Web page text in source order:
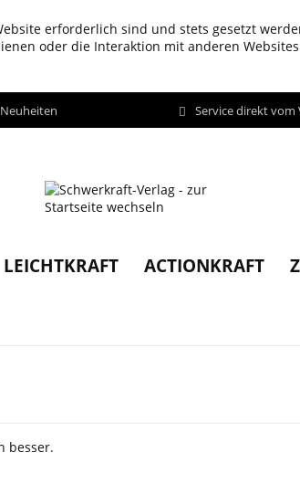
erforderlich sind und stets gesetzt
oder die Interaktion mit anderen
Service direkt vom
LEICHTKRAFT ACTIONKRAFT
besser.